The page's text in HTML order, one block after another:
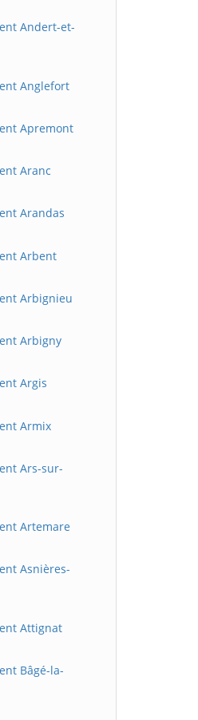
Andert-et-
Anglefort
Apremont
Aranc
Arandas
Arbent
Arbignieu
Arbigny
Argis
Armix
Ars-sur-
Artemare
Asnières-
Attignat
Bâgé-la-